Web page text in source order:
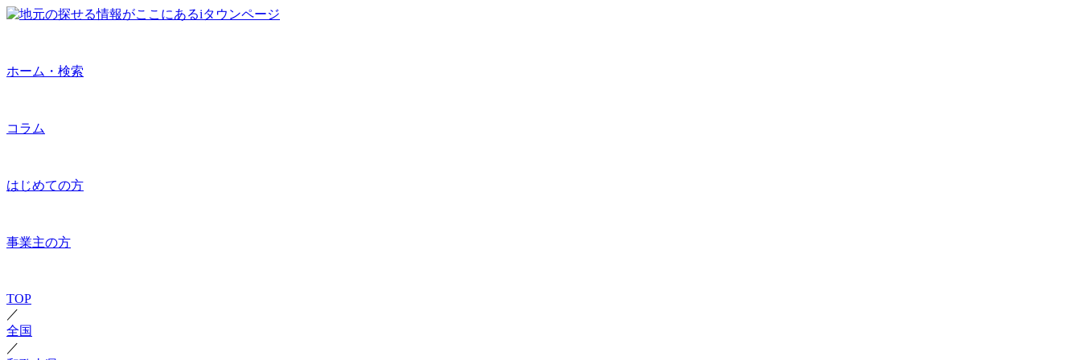
ホーム・検索
コラム
はじめての方
事業主の方
TOP
／
全国
／